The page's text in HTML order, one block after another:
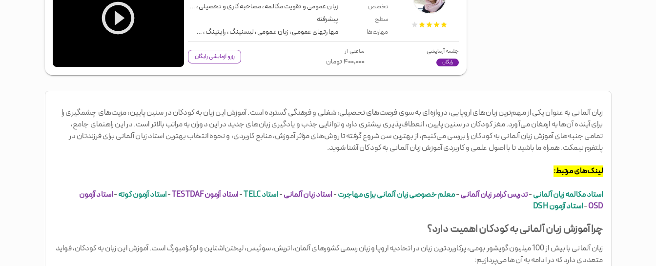
تخصص زبان عمومی و تقویت مکالمه،مصاحبه کاری و تحصیلی،آلمانی اتریشی استاد مکالمه زبان آلمانی
سطح پیشرفته
مهارت‌ها مهارتهای عمومی،زبان عمومی،لیسنینگ،رایتینگ،آزمون های بین المللی
جلسه آزمایشی
رایگان
ساعتی از
۴۰۰,۰۰۰ تومان رزرو آزمایشی رایگان
زبان آلمانی به عنوان یکی از مهم‌ترین زبان‌های اروپایی، دروازه‌ای به سوی فرصت‌های تحصیلی، شغلی و فرهنگی گسترده است. آموزش این زبان به کودکان در سنین پایین، مزیت‌های چشمگیری را
برای آینده آن‌ها به ارمغان می‌آورد. مغز کودکان در سنین پایین، انعطاف‌پذیری بیشتری دارد و توانایی جذب و یادگیری زبان‌های جدید در این دوران به مراتب بالاتر است. در این راهنمای جامع،
تمامی جنبه‌های آموزش زبان آلمانی به کودکان را بررسی می‌کنیم، از بهترین سن شروع گرفته تا روش‌های مؤثر آموزش، منابع کاربردی، و نحوه انتخاب بهترین استاد زبان آلمانی برای فرزندتان در
پلتفرم نیمکت. همراه ما باشید تا با اصول علمی و کاربردی آموزش زبان آلمانی به کودکان آشنا شوید.
لینک‌های مرتبط:
استاد مکالمه زبان آلمانی-تدریس گرامر زبان آلمانی-معلم خصوصی زبان آلمانی برای مهاجرت-استاد زبان آلمانی-استاد TELC -استاد آزمون TESTDAF -استاد آزمون گوته-استاد آزمون
OSD
-استاد آزمون DSH
چرا آموزش زبان آلمانی به کودکان اهمیت دارد؟
زبان آلمانی با بیش از 100 میلیون گویشور بومی، پرکاربردترین زبان در اتحادیه اروپا و زبان رسمی کشورهای آلمان، اتریش، سوئیس، لیختن‌اشتاین و لوکزامبورگ است. آموزش این زبان به کودکان، فواید
متعددی دارد که در ادامه به آن‌ها می‌پردازیم: